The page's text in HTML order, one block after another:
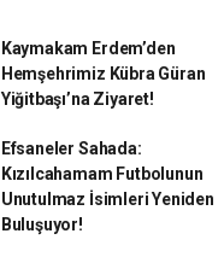
Kaymakam Erdem’den
Hemşehrimiz Kübra Güran
Yiğitbaşı’na Ziyaret!
Efsaneler Sahada:
Kızılcahamam Futbolunun
Unutulmaz İsimleri Yeniden
Buluşuyor!